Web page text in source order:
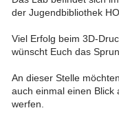
der Jugendbibliothek
Viel Erfolg beim 3D-
wünscht Euch das
An dieser Stelle
auch einmal einen Blick
werfen.